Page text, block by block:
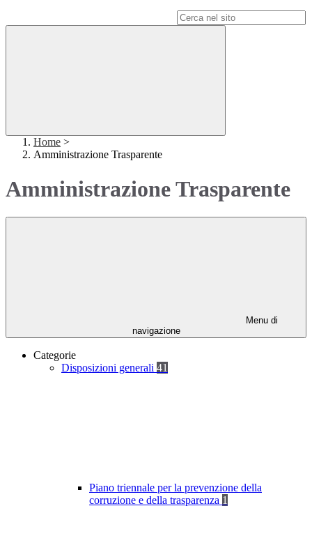
Home >
Amministrazione Trasparente
Amministrazione Trasparente
Menu di
navigazione
Categorie
Disposizioni generali 41
Piano triennale per la prevenzione della
corruzione e della trasparenza 1